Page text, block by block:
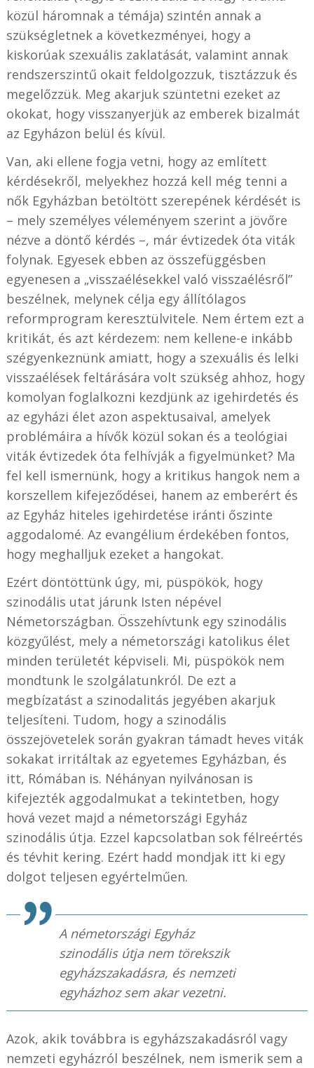
közül háromnak a témája) szintén annak a
szükségletnek a következményei, hogy a
kiskorúak szexuális zaklatását, valamint annak
rendszerszintű okait feldolgozzuk, tisztázzuk és
megelőzzük. Meg akarjuk szüntetni ezeket az
okokat, hogy visszanyerjük az emberek bizalmát
az Egyházon belül és kívül.
Van, aki ellene fogja vetni, hogy az említett
kérdésekről, melyekhez hozzá kell még tenni a
nők Egyházban betöltött szerepének kérdését is
– mely személyes véleményem szerint a jövőre
nézve a döntő kérdés –, már évtizedek óta viták
folynak. Egyesek ebben az összefüggésben
egyenesen a „visszaélésekkel való visszaélésről”
beszélnek, melynek célja egy állítólagos
reformprogram keresztülvitele. Nem értem ezt a
kritikát, és azt kérdezem: nem kellene-e inkább
szégyenkeznünk amiatt, hogy a szexuális és lelki
visszaélések feltárására volt szükség ahhoz, hogy
komolyan foglalkozni kezdjünk az igehirdetés és
az egyházi élet azon aspektusaival, amelyek
problémáira a hívők közül sokan és a teológiai
viták évtizedek óta felhívják a figyelmünket? Ma
fel kell ismernünk, hogy a kritikus hangok nem a
korszellem kifejeződései, hanem az emberért és
az Egyház hiteles igehirdetése iránti őszinte
aggodalomé. Az evangélium érdekében fontos,
hogy meghalljuk ezeket a hangokat.
Ezért döntöttünk úgy, mi, püspökök, hogy
szinodális utat járunk Isten népével
Németországban. Összehívtunk egy szinodális
közgyűlést, mely a németországi katolikus élet
minden területét képviseli. Mi, püspökök nem
mondtunk le szolgálatunkról. De ezt a
megbízatást a szinodalitás jegyében akarjuk
teljesíteni. Tudom, hogy a szinodális
összejövetelek során gyakran támadt heves viták
sokakat irritáltak az egyetemes Egyházban, és
itt, Rómában is. Néhányan nyilvánosan is
kifejezték aggodalmukat a tekintetben, hogy
hová vezet majd a németországi Egyház
szinodális útja. Ezzel kapcsolatban sok félreértés
és tévhit kering. Ezért hadd mondjak itt ki egy
dolgot teljesen egyértelműen.
A németországi Egyház
szinodális útja nem törekszik
egyházszakadásra, és nemzeti
egyházhoz sem akar vezetni.
Azok, akik továbbra is egyházszakadásról vagy
nemzeti egyházról beszélnek, nem ismerik sem a